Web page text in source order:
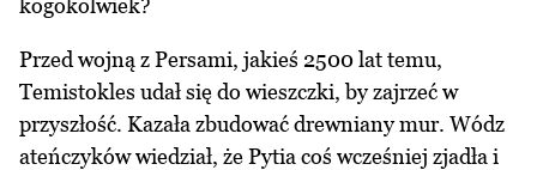
kogokolwiek?
Przed wojną z Persami, jakieś 2500 lat temu,
Temistokles udał się do wieszczki, by zajrzeć w
przyszłość. Kazała zbudować drewniany mur. Wódz
ateńczyków wiedział, że Pytia coś wcześniej zjadła i